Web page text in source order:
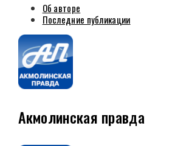
Об авторе
Последние публикации
Акмолинская правда